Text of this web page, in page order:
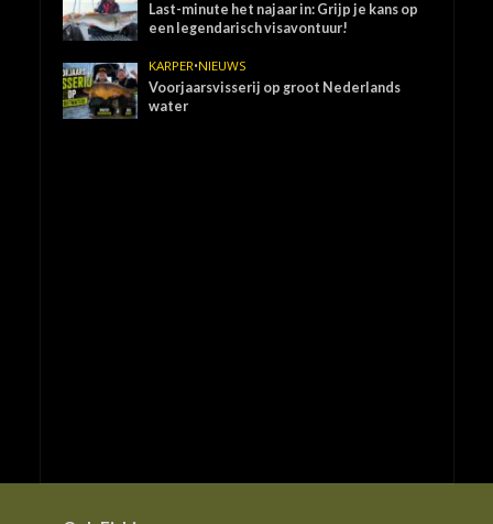
Last-minute het najaar in: Grijp je kans op
een legendarisch visavontuur!
KARPER•NIEUWS
Voorjaarsvisserij op groot Nederlands
water